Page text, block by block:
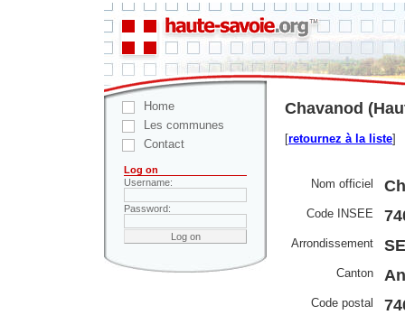
Home
Les communes
Contact
Log on
Username:
Password:
Chavanod
[retournez à la liste]
Nom officiel
Code INSEE
Arrondissement
Canton
Code postal